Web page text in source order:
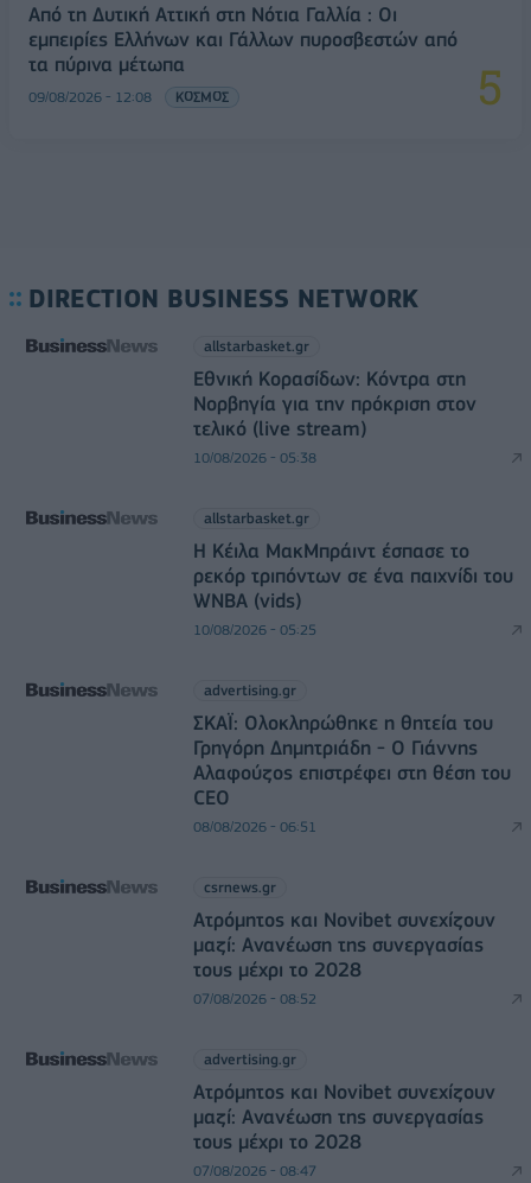
Από τη Δυτική Αττική στη Νότια Γαλλία : Οι
εμπειρίες Ελλήνων και Γάλλων πυροσβεστών από
τα πύρινα μέτωπα
09/08/2026 - 12:08 ΚΟΣΜΟΣ
DIRECTION BUSINESS NETWORK
allstarbasket.gr
Εθνική Κορασίδων: Κόντρα στη
Νορβηγία για την πρόκριση στον
τελικό (live stream)
10/08/2026 - 05:38
allstarbasket.gr
Η Κέιλα ΜακΜπράιντ έσπασε το
ρεκόρ τριπόντων σε ένα παιχνίδι του
WNBA (vids)
10/08/2026 - 05:25
advertising.gr
ΣΚΑΪ: Ολοκληρώθηκε η θητεία του
Γρηγόρη Δημητριάδη - Ο Γιάννης
Αλαφούζος επιστρέφει στη θέση του
CEO
08/08/2026 - 06:51
csrnews.gr
Ατρόμητος και Novibet συνεχίζουν
μαζί: Ανανέωση της συνεργασίας
τους μέχρι το 2028
07/08/2026 - 08:52
advertising.gr
Ατρόμητος και Novibet συνεχίζουν
μαζί: Ανανέωση της συνεργασίας
τους μέχρι το 2028
07/08/2026 - 08:47